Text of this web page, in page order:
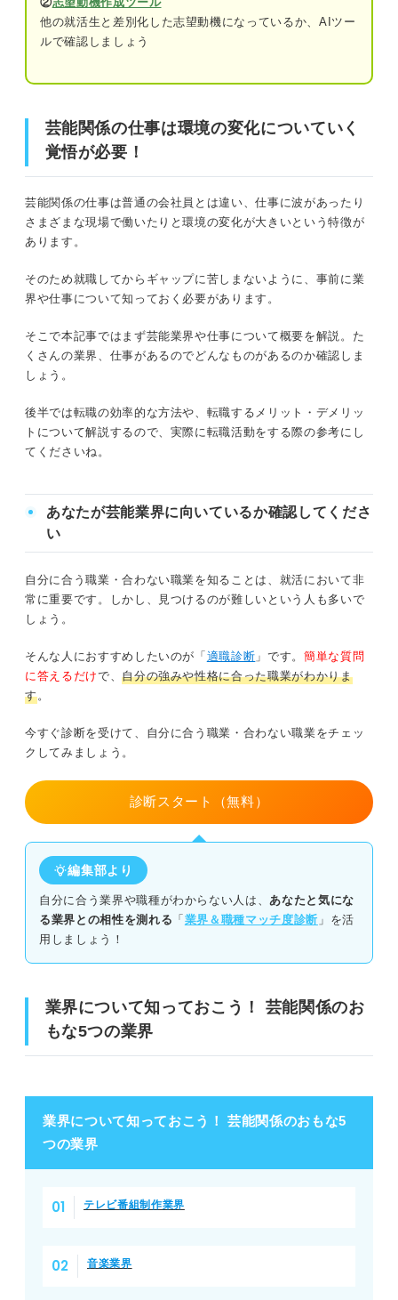
表に出る仕事に必要なスキル
由
高い能力や才能が必要
ハードワークになることもある
華のある仕事！ 芸能関係の仕事に就職する4つのメ
リット
②さまざまな業界・分野の人に出会える
④やりがいが大きい
メリット
①ワークライフバランスが取りにくい
③一般企業に比べて収入が低い
のキャリア
他の就活生と差別化した志望動機になっているか、AIツー
ルで確認しましょう
芸能関係の仕事は環境の変化についていく
覚悟が必要！
芸能関係の仕事は普通の会社員とは違い、仕事に波があったり
さまざまな現場で働いたりと環境の変化が大きいという特徴が
あります。
そのため就職してからギャップに苦しまないように、事前に業
界や仕事について知っておく必要があります。
そこで本記事ではまず芸能業界や仕事について概要を解説。た
くさんの業界、仕事があるのでどんなものがあるのか確認しま
しょう。
後半では転職の効率的な方法や、転職するメリット・デメリッ
トについて解説するので、実際に転職活動をする際の参考にし
てくださいね。
あなたが芸能業界に向いているか確認してくださ
い
自分に合う職業・合わない職業を知ることは、就活において非
常に重要です。しかし、見つけるのが難しいという人も多いで
しょう。
そんな人におすすめしたいのが「 適職診断 」です。 簡単な質問
に答えるだけで、自分の強みや性格に合った職業がわかりま
す。
今すぐ診断を受けて、自分に合う職業・合わない職業をチェッ
クしてみましょう。
診断スタート（無料）
編集部より
自分に合う業界や職種がわからない人は、 あなたと気にな
る業界との相性を測れる 「 業界＆職種マッチ度診断 」を活
用しましょう！
業界について知っておこう！ 芸能関係のお
もな5つの業界
業界について知っておこう！ 芸能関係のおもな5
つの業界
テレビ番組制作業界
音楽業界
業界について知っておこう！ 芸能関係のおもな5つの業界
②音楽業界
③映画業界
④ラジオ業界
⑤芸能プロダクション業界
どっちを目指す？ 芸能関係のおもな仕事は2つに分類され
表に出る仕事
裏方の仕事
未経験から転職できる？ 芸能関係の仕事への転職の仕方
求人に応募して裏方の仕事に就く
専門学校に入ってスキルを学ぶ
身に付けよう！ 芸能関係の仕事に就くために有利なスキ
ル
表に出る仕事に必要なスキル
裏方の仕事に必要なスキル
採用人数が少なく競争率が高い
華のある仕事！ 芸能関係の仕事に就職する4つのメリット
②さまざまな業界・分野の人に出会える
④やりがいが大きい